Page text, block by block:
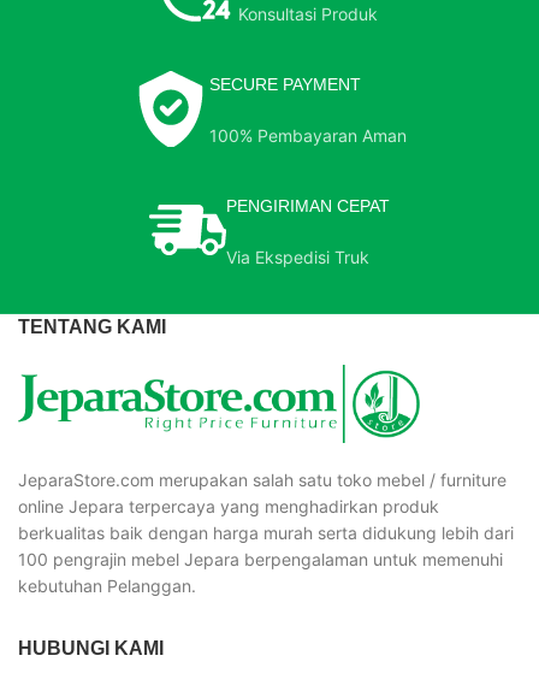
Konsultasi Produk
SECURE PAYMENT
100% Pembayaran Aman
PENGIRIMAN CEPAT
Via Ekspedisi Truk
TENTANG KAMI
JeparaStore.com merupakan salah satu toko mebel / furniture
online Jepara terpercaya yang menghadirkan produk
berkualitas baik dengan harga murah serta didukung lebih dari
100 pengrajin mebel Jepara berpengalaman untuk memenuhi
kebutuhan Pelanggan.
HUBUNGI KAMI